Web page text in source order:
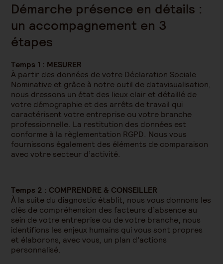
Démarche présence en détails :
un accompagnement en 3
étapes
Temps 1 : MESURER
À partir des données de votre Déclaration Sociale
Nominative et grâce à notre outil de datavisualisation,
nous dressons un état des lieux clair et détaillé de
votre démographie et des arrêts de travail qui
caractérisent votre entreprise ou votre branche
professionnelle. La restitution des données est
conforme à la règlementation RGPD. Nous vous
fournissons également des éléments de comparaison
avec votre secteur d’activité.
Temps 2 : COMPRENDRE & CONSEILLER
À la suite du diagnostic établit, nous vous donnons les
clés de compréhension des facteurs d’absence au
sein de votre entreprise ou de votre branche, nous
identifions les enjeux humains qui vous sont propres
et élaborons, avec vous, un plan d’actions
personnalisé.